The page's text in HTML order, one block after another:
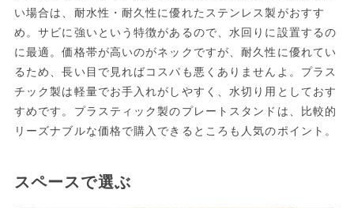
い場合は、耐水性・耐久性に優れたステンレス製がおすす
め。サビに強いという特徴があるので、水回りに設置するの
に最適。価格帯が高いのがネックですが、耐久性に優れてい
るため、長い目で見ればコスパも悪くありませんよ。プラス
チック製は軽量でお手入れがしやすく、水切り用としておす
すめです。プラスティック製のプレートスタンドは、比較的
リーズナブルな価格で購入できるところも人気のポイント。
スペースで選ぶ